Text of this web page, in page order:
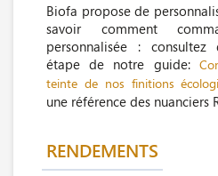
Biofa propose de
savoir comment
personnalisée :
étape de notre guide:
teinte de nos finitions
une référence des nuanciers
RENDEMENTS